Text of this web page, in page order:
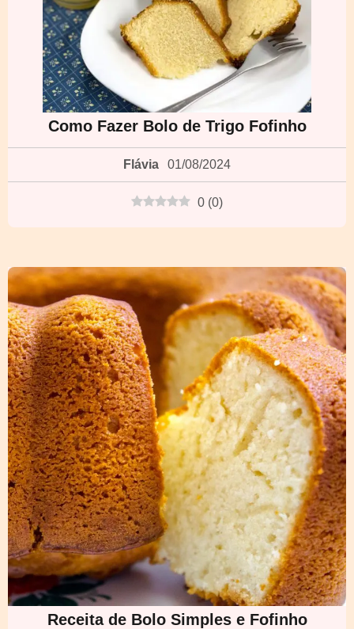
Como Fazer Bolo de Trigo Fofinho
Flávia 01/08/2024
0 (0)
Receita de Bolo Simples e Fofinho